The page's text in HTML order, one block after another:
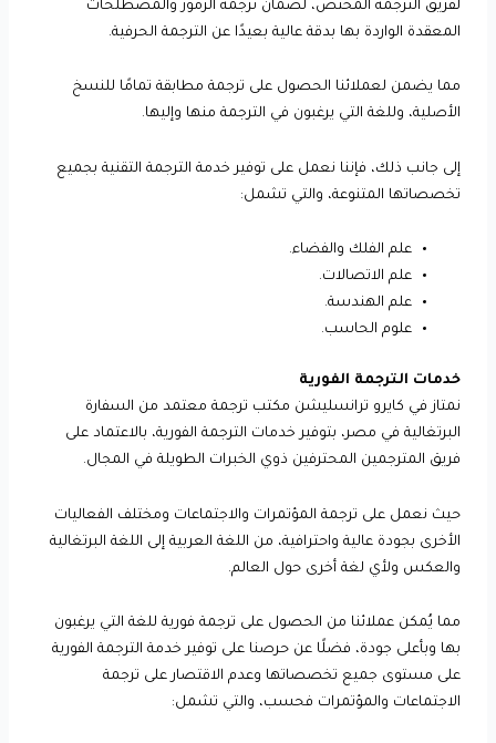
لفريق الترجمة المختص، لضمان ترجمة الرموز والمصطلحات
المعقدة الواردة بها بدقة عالية بعيدًا عن الترجمة الحرفية.
مما يضمن لعملائنا الحصول على ترجمة مطابقة تمامًا للنسخ
الأصلية، وللغة التي يرغبون في الترجمة منها وإليها.
إلى جانب ذلك، فإننا نعمل على توفير خدمة الترجمة التقنية بجميع
تخصصاتها المتنوعة، والتي تشمل:
علم الفلك والفضاء.
علم الاتصالات.
علم الهندسة.
علوم الحاسب.
خدمات الترجمة الفورية
نمتاز في كايرو ترانسليشن مكتب ترجمة معتمد من السفارة
البرتغالية في مصر، بتوفير خدمات الترجمة الفورية، بالاعتماد على
فريق المترجمين المحترفين ذوي الخبرات الطويلة في المجال.
حيث نعمل على ترجمة المؤتمرات والاجتماعات ومختلف الفعاليات
الأخرى بجودة عالية واحترافية، من اللغة العربية إلى اللغة البرتغالية
والعكس ولأي لغة أخرى حول العالم.
مما يُمكن عملائنا من الحصول على ترجمة فورية للغة التي يرغبون
بها وبأعلى جودة، فضلًا عن حرصنا على توفير خدمة الترجمة الفورية
على مستوى جميع تخصصاتها وعدم الاقتصار على ترجمة
الاجتماعات والمؤتمرات فحسب، والتي تشمل: